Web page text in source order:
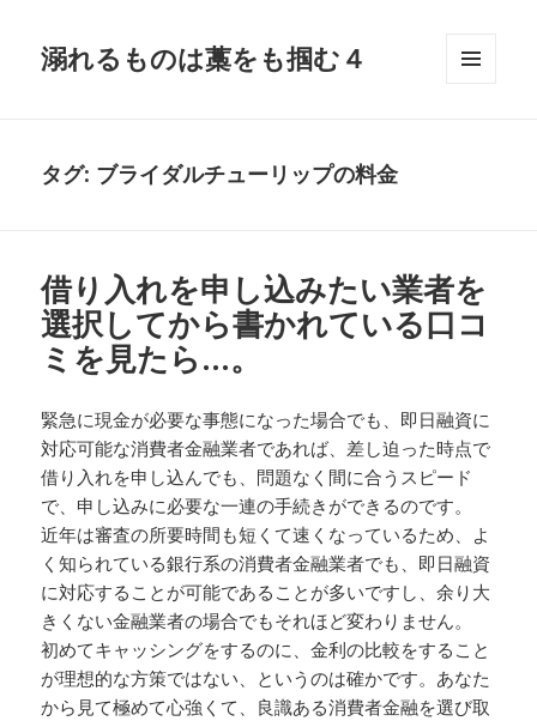
溺れるものは藁をも掴む４
タグ: ブライダルチューリップの料金
借り入れを申し込みたい業者を
選択してから書かれている口コ
ミを見たら…。
緊急に現金が必要な事態になった場合でも、即日融資に
対応可能な消費者金融業者であれば、差し迫った時点で
借り入れを申し込んでも、問題なく間に合うスピード
で、申し込みに必要な一連の手続きができるのです。
近年は審査の所要時間も短くて速くなっているため、よ
く知られている銀行系の消費者金融業者でも、即日融資
に対応することが可能であることが多いですし、余り大
きくない金融業者の場合でもそれほど変わりません。
初めてキャッシングをするのに、金利の比較をすること
が理想的な方策ではない、というのは確かです。あなた
から見て極めて心強くて、良識ある消費者金融を選び取